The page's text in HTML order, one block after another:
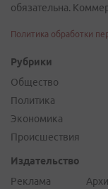
обязательна.
Политика обработки
Рубрики
Общество
Политика
Экономика
Происшествия
Издательство
Реклама